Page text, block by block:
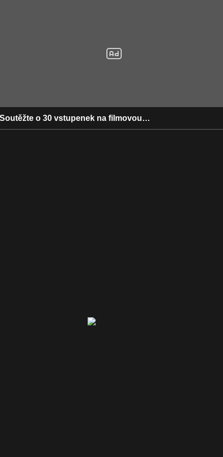
o 30 vstupenek na filmovou…